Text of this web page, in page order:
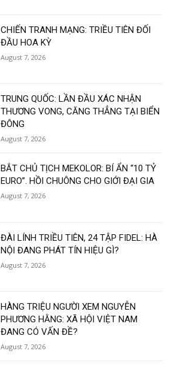
CHIẾN TRANH MẠNG: TRIỀU TIÊN ĐỐI
ĐẦU HOA KỲ
August 7, 2026
TRUNG QUỐC: LẦN ĐẦU XÁC NHẬN
THƯƠNG VONG, CĂNG THẲNG TẠI BIỂN
ĐÔNG
August 7, 2026
BẮT CHỦ TỊCH MEKOLOR: BÍ ẨN “10 TỶ
EURO”. HỒI CHUÔNG CHO GIỚI ĐẠI GIA
August 7, 2026
ĐÀI LÍNH TRIỀU TIÊN, 24 TẬP FIDEL: HÀ
NỘI ĐANG PHÁT TÍN HIỆU GÌ?
August 7, 2026
HÀNG TRIỆU NGƯỜI XEM NGUYỄN
PHƯƠNG HẰNG: XÃ HỘI VIỆT NAM
ĐANG CÓ VẤN ĐỀ?
August 7, 2026